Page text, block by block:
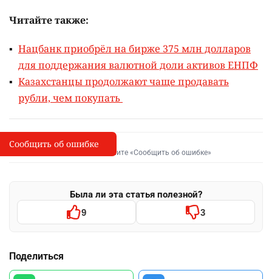
Читайте также:
Нацбанк приобрёл на бирже 375 млн долларов
для поддержания валютной доли активов ЕНПФ
Казахстанцы продолжают чаще продавать
рубли, чем покупать
I
Сообщить об опечатке
Выделите фрагмент и нажмите «Сообщить об ошибке»
Была ли эта статья полезной?
9 3
Поделиться
Сообщить об ошибке